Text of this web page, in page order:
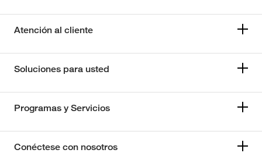
Atención al cliente
Soluciones para usted
Programas y Servicios
Conéctese con nosotros